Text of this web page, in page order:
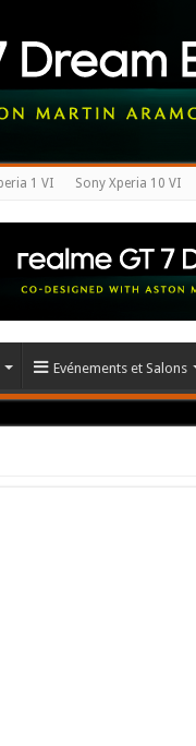
1 VI Sony Xperia 10 VI
Evénements et Salons